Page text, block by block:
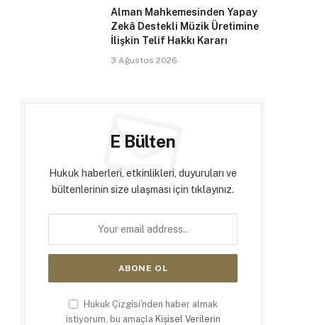
Alman Mahkemesinden Yapay
Zekâ Destekli Müzik Üretimine
İlişkin Telif Hakkı Kararı
3 Ağustos 2026
E Bülten
Hukuk haberleri, etkinlikleri, duyuruları ve
bültenlerinin size ulaşması için tıklayınız.
Hukuk Çizgisi'nden haber almak
istiyorum, bu amaçla Kişisel Verilerin